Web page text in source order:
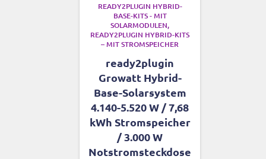
READY2PLUGIN HYBRID-
BASE-KITS - MIT
SOLARMODULEN
READY2PLUGIN HYBRID-KITS
– MIT STROMSPEICHER
ready2plugin
Growatt Hybrid-
Base-Solarsystem
4.140-5.520 W / 7,68
kWh Stromspeicher
/ 3.000 W
Notstromsteckdose